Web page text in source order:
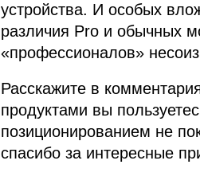
устройства. И особых
различия Pro и обычных
«профессионалов»
Расскажите в
продуктами вы
позиционированием не
спасибо за интересные